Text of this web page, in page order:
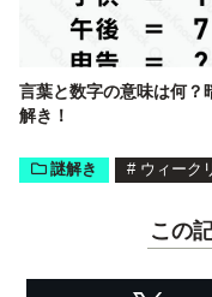
言葉と数字の意味は何？
解き！
謎解き # ウィーク
この